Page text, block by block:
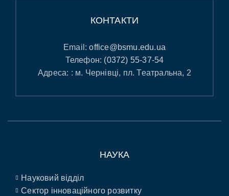
КОНТАКТИ
Email:office@bsmu.edu.ua
Телефон: (0372) 55-37-54
Адреса: : м. Чернівці, пл. Театральна, 2
НАУКА
Науковий відділ
Сектор інноваційного розвитку